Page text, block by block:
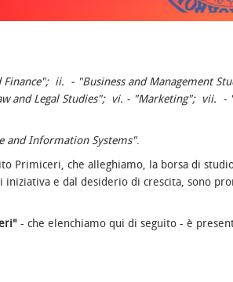
Finance"; ii. - "Business and Management
and Legal Studies"; vi. - "Marketing"; vii. -
and Information Systems".
Primiceri, che alleghiamo, la borsa di
e dal desiderio di crescita, sono
- che elenchiamo qui di seguito - è